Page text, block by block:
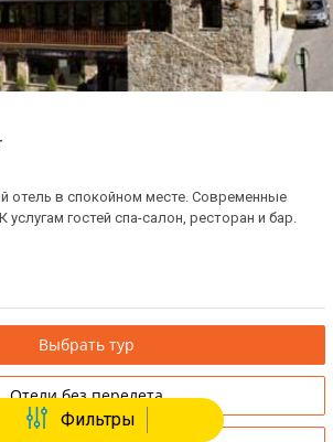
отель в спокойном месте. Современные
услугам гостей спа-салон, ресторан и бар.
Выбрать тур
Отели без перелета
Фильтры